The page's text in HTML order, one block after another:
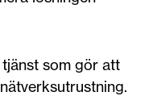
som gör att